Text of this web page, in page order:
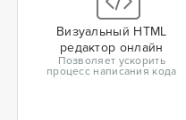
Визуальный HTML
редактор онлайн
Позволяет ускорить
процесс написания кода